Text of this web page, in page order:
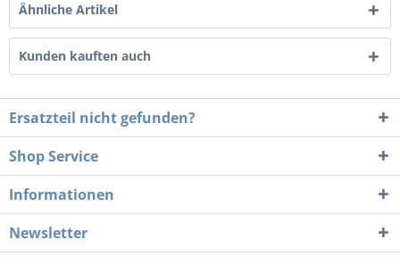
Ähnliche Artikel
Kunden kauften auch
Ersatzteil nicht gefunden?
Shop Service
Informationen
Newsletter